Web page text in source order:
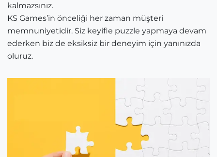
kalmazsınız.
KS Games’in önceliği her zaman müşteri
memnuniyetidir. Siz keyifle puzzle yapmaya devam
ederken biz de eksiksiz bir deneyim için yanınızda
oluruz.